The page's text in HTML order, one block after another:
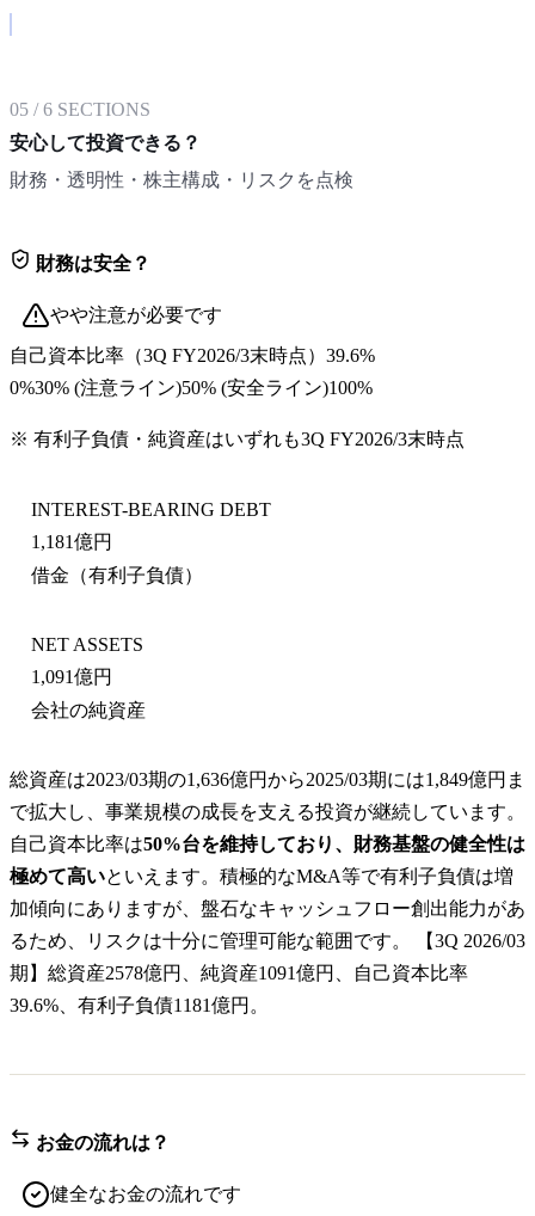
05 /6 SECTIONS
安心して投資できる？
財務・透明性・株主構成・リスクを点検
財務は安全？
やや注意が必要です
自己資本比率 （3Q FY2026/3末時点） 39.6%
0%30% (注意ライン)50% (安全ライン)100%
※ 有利子負債・純資産はいずれも3Q FY2026/3末時点
INTEREST-BEARING DEBT
1,181億円
借金（有利子負債）
NET ASSETS
1,091億円
会社の純資産
総資産は2023/03期の1,636億円から2025/03期には1,849億円ま
で拡大し、事業規模の成長を支える投資が継続しています。
自己資本比率は50%台を維持しており、財務基盤の健全性は
極めて高いといえます。積極的なM&A等で有利子負債は増
加傾向にありますが、盤石なキャッシュフロー創出能力があ
るため、リスクは十分に管理可能な範囲です。 【3Q 2026/03
期】総資産2578億円、純資産1091億円、自己資本比率
39.6%、有利子負債1181億円。
お金の流れは？
健全なお金の流れです